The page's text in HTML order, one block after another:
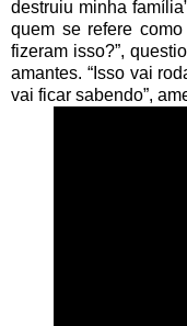
destruiu minha
quem se refere como
fizeram isso?”,
amantes. “Isso vai
vai ficar sabendo”,